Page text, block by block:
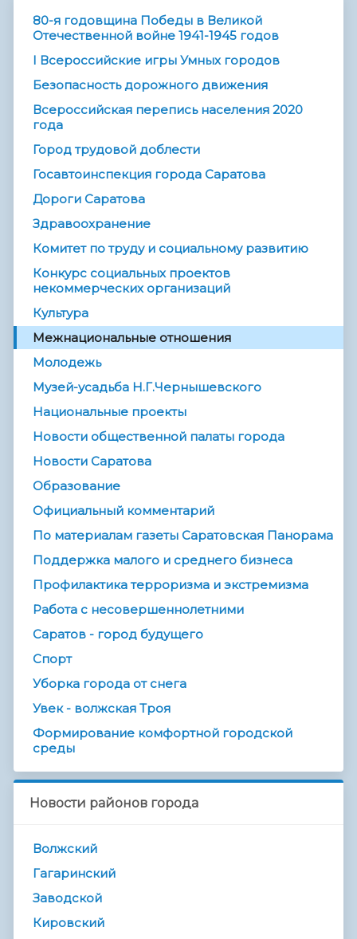
80-я годовщина Победы в Великой
Отечественной войне 1941-1945 годов
I Всероссийские игры Умных городов
Безопасность дорожного движения
Всероссийская перепись населения 2020
года
Город трудовой доблести
Госавтоинспекция города Саратова
Дороги Саратова
Здравоохранение
Комитет по труду и социальному развитию
Конкурс социальных проектов
некоммерческих организаций
Культура
Межнациональные отношения
Молодежь
Музей-усадьба Н.Г.Чернышевского
Национальные проекты
Новости общественной палаты города
Новости Саратова
Образование
Официальный комментарий
По материалам газеты Саратовская Панорама
Поддержка малого и среднего бизнеса
Профилактика терроризма и экстремизма
Работа с несовершеннолетними
Саратов - город будущего
Спорт
Уборка города от снега
Увек - волжская Троя
Формирование комфортной городской
среды
Новости районов города
Волжский
Гагаринский
Заводской
Кировский